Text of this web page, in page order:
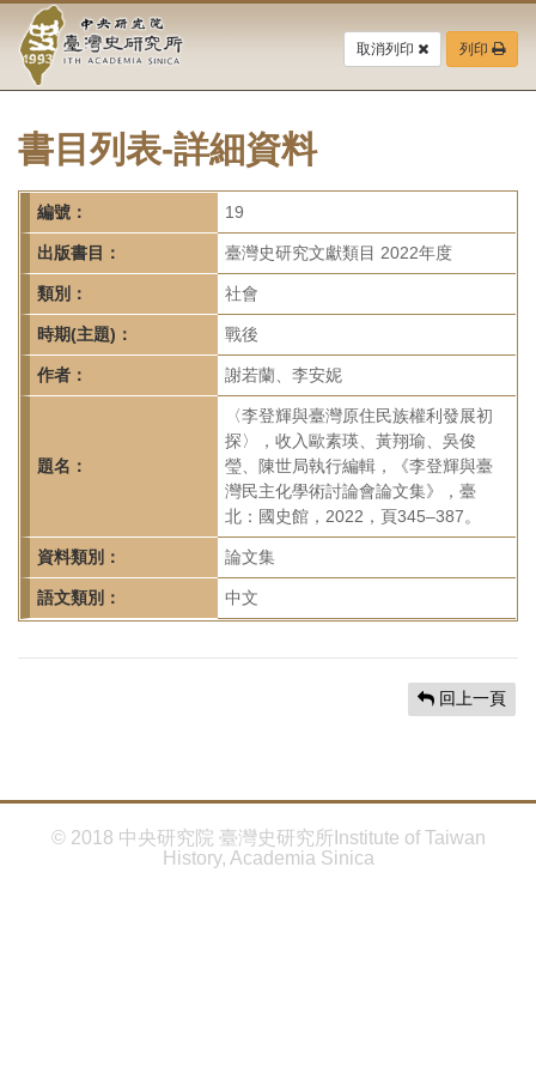
要
中
央
研
究
院-
臺
灣
史
研
究
首
頁
取消列印 列印
書目列表-詳細資料
編號： 19
出版書目： 臺灣史研究文獻類目 2022年度
類別： 社會
時期(主題)： 戰後
作者： 謝若蘭、李安妮
題名：
〈李登輝與臺灣原住民族權利發展初
探〉，收入歐素瑛、黃翔瑜、吳俊
瑩、陳世局執行編輯，《李登輝與臺
灣民主化學術討論會論文集》，臺
北：國史館，2022，頁345–387。
資料類別： 論文集
語文類別： 中文
回上一頁
© 2018 中央研究院 臺灣史研究所Institute of Taiwan
History, Academia Sinica